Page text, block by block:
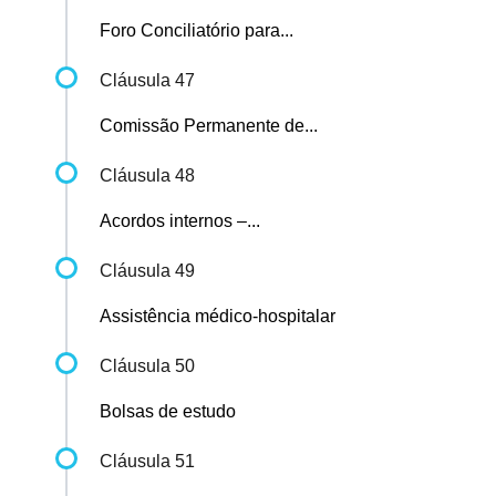
Foro Conciliatório para...
Cláusula 47
Comissão Permanente de...
Cláusula 48
Acordos internos –...
Cláusula 49
Assistência médico-hospitalar
Cláusula 50
Bolsas de estudo
Cláusula 51